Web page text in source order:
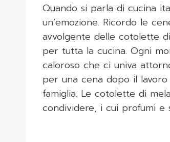
Quando si parla di cucina
un’emozione. Ricordo le
avvolgente delle cotolette
per tutta la cucina. Ogni
caloroso che ci univa
per una cena dopo il
famiglia. Le cotolette di
condividere, i cui profumi e